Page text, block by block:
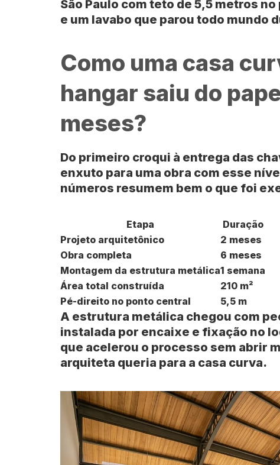
São Paulo com teto de 5,5 metros no
e um lavabo que parou todo mundo
Como uma casa
hangar saiu do
meses?
Do primeiro croqui à entrega das
enxuto para uma obra com esse
números resumem bem o que foi
Etapa
Duração
Projeto arquitetônico
2 meses
Obra completa
6 meses
Montagem da estrutura metálica1 semana
Área total construída
210 m²
Pé-direito no ponto central
5,5 m
A estrutura metálica chegou com
instalada por encaixe e fixação no
que acelerou o processo sem abrir
arquiteta queria para a casa curva.